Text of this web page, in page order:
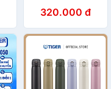
HÃNG
320.000 đ